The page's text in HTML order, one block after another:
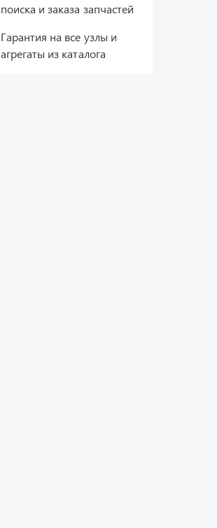
поиска и заказа запчастей
Гарантия на все узлы и
агрегаты из каталога